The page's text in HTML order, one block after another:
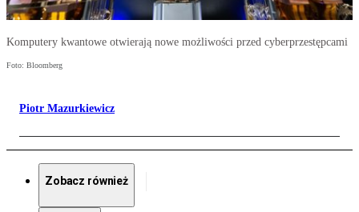
Komputery kwantowe otwierają nowe możliwości przed cyberprzestępcami
Foto: Bloomberg
Piotr Mazurkiewicz
Zobacz również